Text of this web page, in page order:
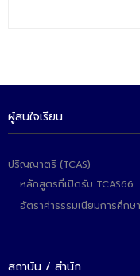
ผู้สนใจเรียน
ปริญญาตรี (TCAS)
หลักสูตรที่เปิดรับ TCAS66
อัตราค่าธรรมเนียมการศึกษา
สถาบัน / สำนัก